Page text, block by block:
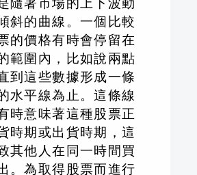
斜的曲線。一個比較
的價格有時會停留在
範圍內，比如說兩點
到這些數據形成一條
水平線為止。這條線
時意味著這種股票正
時期或出貨時期，這
其他人在同一時間買
。為取得股票而進行